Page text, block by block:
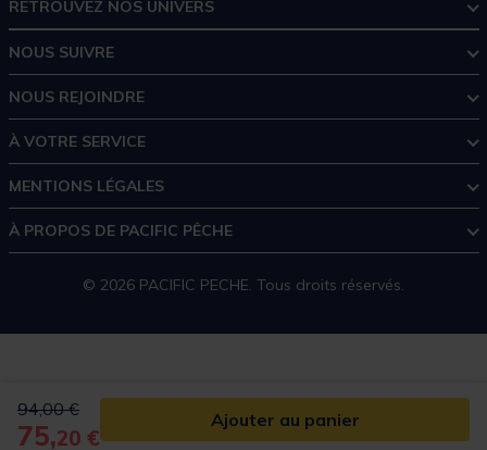
Price reduced from
94,00 €to
75,20 €
Ajouter au panier
RETROUVEZ NOS UNIVERS
NOUS SUIVRE
NOUS REJOINDRE
À VOTRE SERVICE
MENTIONS LÉGALES
À PROPOS DE PACIFIC PÊCHE
© 2026 PACIFIC PECHE. Tous droits réservés.